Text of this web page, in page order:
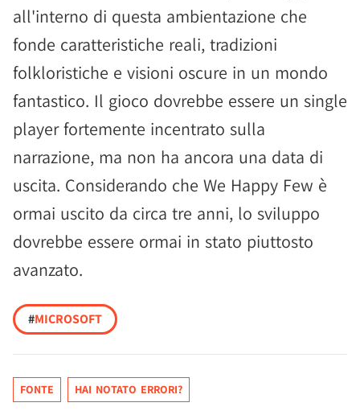
all'interno di questa ambientazione che
fonde caratteristiche reali, tradizioni
folkloristiche e visioni oscure in un mondo
fantastico. Il gioco dovrebbe essere un single
player fortemente incentrato sulla
narrazione, ma non ha ancora una data di
uscita. Considerando che We Happy Few è
ormai uscito da circa tre anni, lo sviluppo
dovrebbe essere ormai in stato piuttosto
avanzato.
#MICROSOFT
FONTE HAI NOTATO ERRORI?